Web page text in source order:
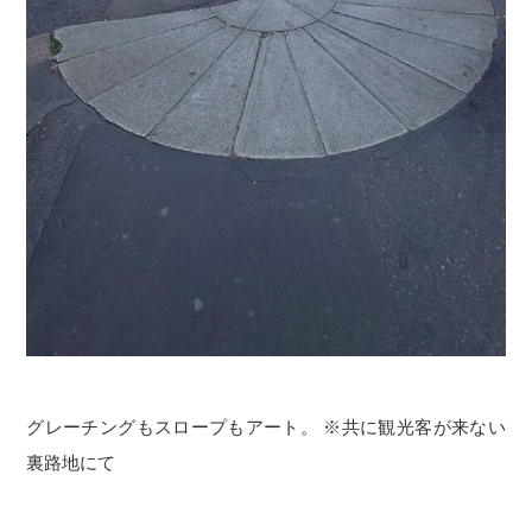
グレーチングもスロープもアート。 ※共に観光客が来ない
裏路地にて